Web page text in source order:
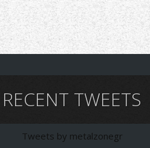
RECENT TWEETS
Tweets by metalzonegr